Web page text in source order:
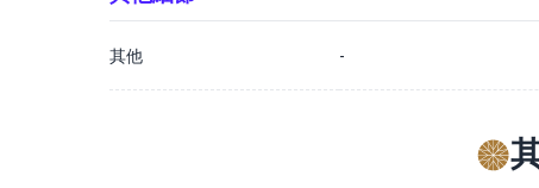
其他 -